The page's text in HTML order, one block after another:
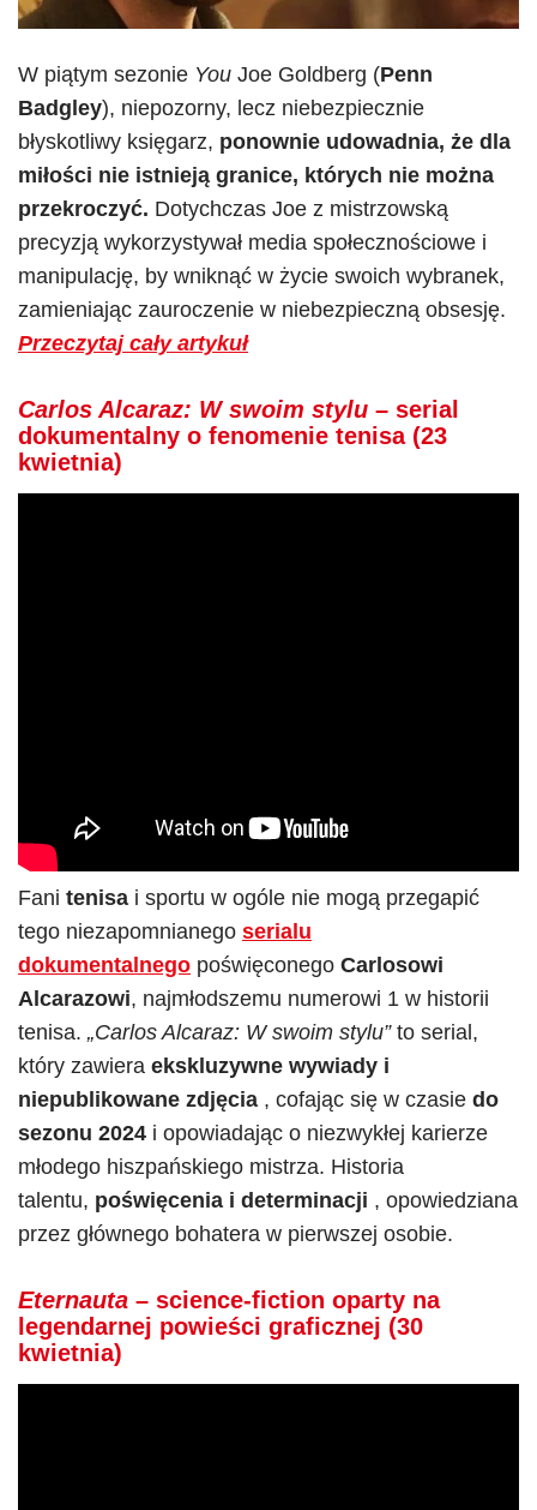
W piątym sezonie You Joe Goldberg (Penn
Badgley), niepozorny, lecz niebezpiecznie
błyskotliwy księgarz, ponownie udowadnia, że dla
miłości nie istnieją granice, których nie można
przekroczyć. Dotychczas Joe z mistrzowską
precyzją wykorzystywał media społecznościowe i
manipulację, by wniknąć w życie swoich wybranek,
zamieniając zauroczenie w niebezpieczną obsesję.
Przeczytaj cały artykuł
Carlos Alcaraz: W swoim stylu – serial
dokumentalny o fenomenie tenisa (23
kwietnia)
Fani tenisa i sportu w ogóle nie mogą przegapić
tego niezapomnianego serialu
dokumentalnego poświęconego Carlosowi
Alcarazowi, najmłodszemu numerowi 1 w historii
tenisa. „Carlos Alcaraz: W swoim stylu”to serial,
który zawiera ekskluzywne wywiady i
niepublikowane zdjęcia , cofając się w czasie do
sezonu 2024 i opowiadając o niezwykłej karierze
młodego hiszpańskiego mistrza. Historia
talentu, poświęcenia i determinacji , opowiedziana
przez głównego bohatera w pierwszej osobie.
Eternauta – science-fiction oparty na
legendarnej powieści graficznej (30
kwietnia)